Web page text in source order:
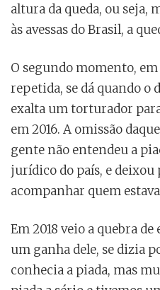
altura da queda, ou seja,
às avessas do Brasil, a
O segundo momento,
repetida, se dá quando o
exalta um torturador
em 2016. A omissão
gente não entendeu a
jurídico do país, e deixou
acompanhar quem
Em 2018 veio a quebra
um ganha dele, se dizia
conhecia a piada, mas